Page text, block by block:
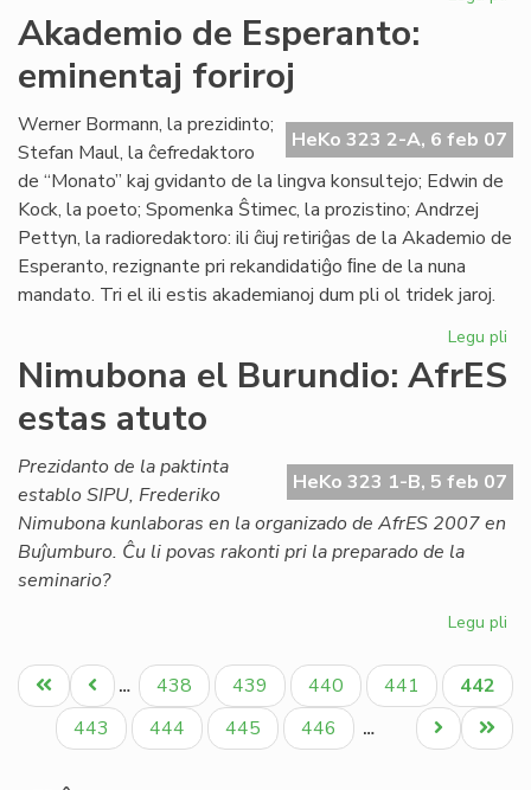
al
Akademio de Esperanto:
eminentaj foriroj
HeKo 323 2-A, 6 feb 07
Werner Bormann, la prezidinto;
Stefan Maul, la ĉefredaktoro
de “Monato” kaj gvidanto de la lingva konsultejo; Edwin de
Kock, la poeto; Spomenka Ŝtimec, la prozistino; Andrzej
Pettyn, la radioredaktoro: ili ĉiuj retiriĝas de la Akademio de
Esperanto, rezignante pri rekandidatiĝo ﬁne de la nuna
mandato. Tri el ili estis akademianoj dum pli ol tridek jaroj.
Legu pli
Nimubona el Burundio: AfrES
estas atuto
HeKo 323 1-B, 5 feb 07
Prezidanto de la paktinta
establo SIPU, Frederiko
Nimubona kunlaboras en la organizado de AfrES 2007 en
Buĵumburo. Ĉu li povas rakonti pri la preparado de la
seminario?
Legu pli
el
Pagination
Unua
paĝo
Antaŭa
paĝo
… Paĝo
438 Paĝo
439 Paĝo
440 Paĝo
441
Aktuala
paĝo
442
Paĝo
443 Paĝo
444 Paĝo
445 Paĝo
446 …
Last
page
Next
page